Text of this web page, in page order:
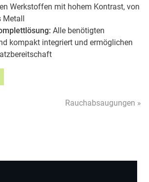
Werkstoffen mit hohem Kontrast, von
Metall
Alle benötigten
kompakt integriert und ermöglichen
Rauchabsaugungen »